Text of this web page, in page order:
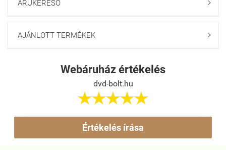
ÁRUKERESŐ 
AJÁNLOTT TERMÉKEK 
Webáruház értékelés
dvd-bolt.hu

Értékelés írása